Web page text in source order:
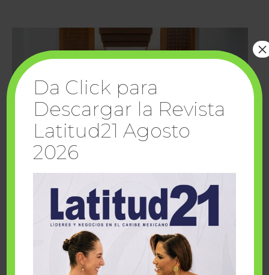
Cuando la solidaridad inspira; cumplen
sueños Fairmont Mayakoba y Make-A-Wish
Da Click para
Descargar la Revista
Latitud21 Agosto
2026
×